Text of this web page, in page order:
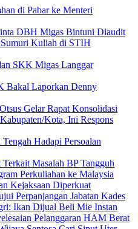
di Pabar ke Menteri
DBH Migas Bintuni Diaudit
Kuliah di STIH
SKK Migas Langgar
Bakal Laporkan Denny
Gelar Rapat Konsolidasi
Kota, Ini Respons
Hadapi Persoalan
Masalah BP Tangguh
Perkuliahan ke Malaysia
Kejaksaan Diperkuat
Perpanjangan Jabatan Kades
Ikan Dijual Beli Mie Instan
Pelanggaran HAM Berat